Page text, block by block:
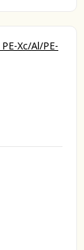
Xc/Al/PE-